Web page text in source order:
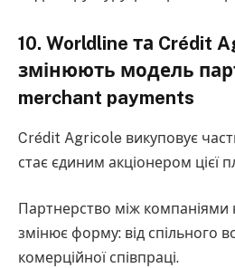
10. Worldline та Crédit
змінюють модель
merchant payments
Crédit Agricole викуповує
стає єдиним акціонером цієї
Партнерство між компаніями
змінює форму: від спільного
комерційної співпраці.